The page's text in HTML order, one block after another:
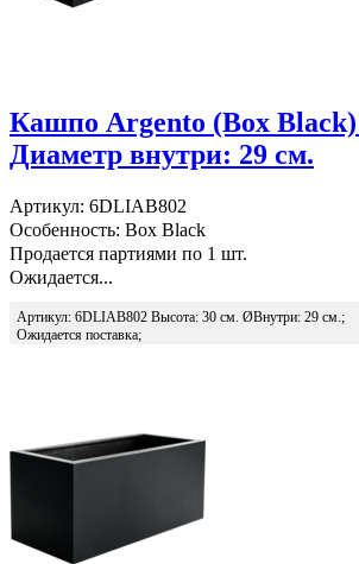
Кашпо Argento (Box
Диаметр внутри: 29 см.
Артикул: 6DLIAB802
Особенность: Box Black
Продается партиями по 1 шт.
Ожидается...
Артикул: 6DLIAB802 Высота: 30 см. ØВнутри: 29 см.;
Ожидается поставка;